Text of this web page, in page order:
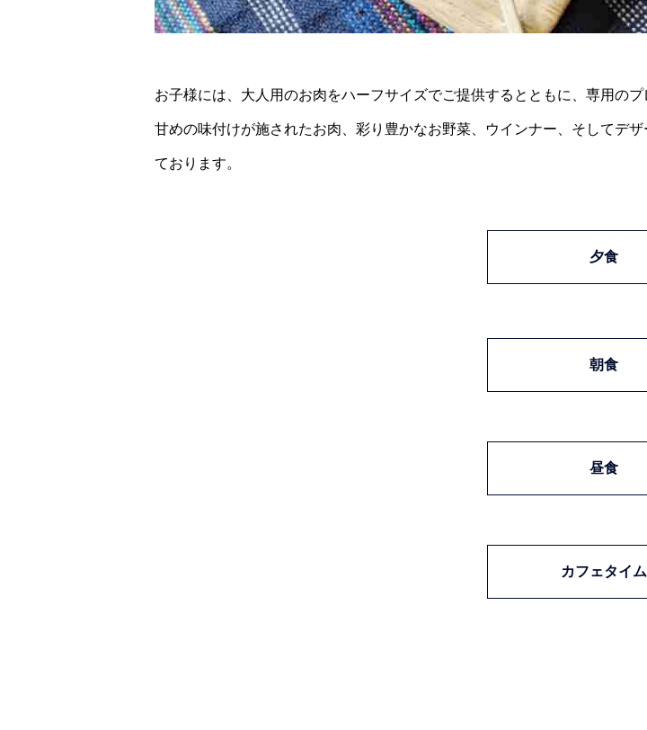
お子様には、大人用のお肉をハーフサイズでご提供するとともに、専用の
甘めの味付けが施されたお肉、彩り豊かなお野菜、ウインナー、そしてデ
ております。
夕食
朝食
昼食
カフェタイム